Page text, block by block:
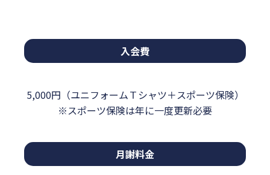
入会費
5,000円（ユニフォームＴシャツ＋スポーツ保険）
※スポーツ保険は年に一度更新必要
月謝料金